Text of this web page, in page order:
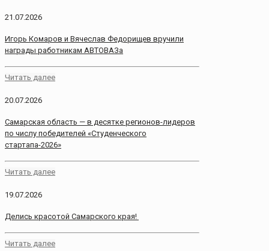
21.07.2026
Игорь Комаров и Вячеслав Федорищев вручили
награды работникам АВТОВАЗа
Читать далее
20.07.2026
Самарская область — в десятке регионов-лидеров
по числу победителей «Студенческого
стартапа-2026»
Читать далее
19.07.2026
Делись красотой Самарского края!
Читать далее